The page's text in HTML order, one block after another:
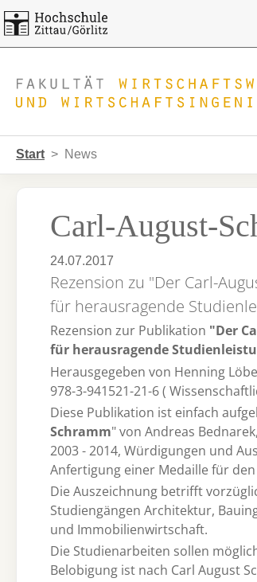
Start News
Carl-August-
24.07.2017
Rezension zu "Der Carl-
für herausragende
Rezension zur Publikation "Der
für herausragende
Herausgegeben von Henning
978-3-941521-21-6 (
Diese Publikation ist einfach
Schramm" von Andreas
2003 - 2014, Würdigungen und
Anfertigung einer Medaille für
Die Auszeichnung betrifft
Studiengängen Architektur,
und Immobilienwirtschaft.
Die Studienarbeiten sollen
Belobigung ist nach Carl August